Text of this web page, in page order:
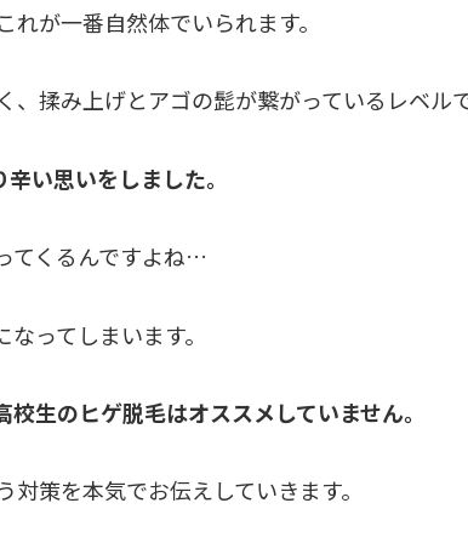
が一番自然体でいられます。
揉み上げとアゴの髭が繋がっているレベル
辛い思いをしました。
てくるんですよね…
なってしまいます。
校生のヒゲ脱毛はオススメしていません。
策を本気でお伝えしていきます。